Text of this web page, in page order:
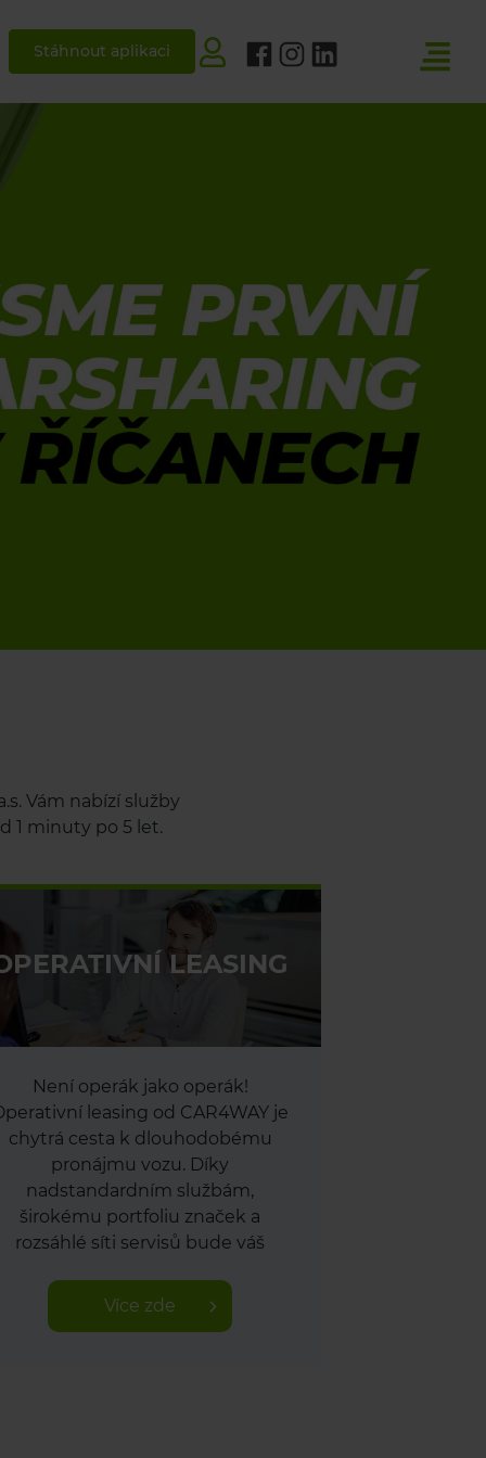
Stáhnout aplikaci
Next
Vám nabízí služby
1 minuty po 5 let.
LEASING
Není operák jako operák!
leasing od CAR4WAY je
chytrá cesta k dlouhodobému
pronájmu vozu. Díky
nadstandardním službám,
širokému portfoliu značek a
rozsáhlé síti servisů bude váš
bezstarostný.
Více zde